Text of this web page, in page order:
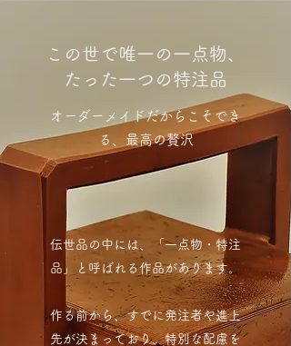
この世で唯一の一点物、
たった一つの特注品
オーダーメイドだからこそでき
る、最高の贅沢
伝世品の中には、「一点物・特注
品」と呼ばれる作品があります。
作る前から、すでに発注者や進上
先が決まっており、特別な配慮を